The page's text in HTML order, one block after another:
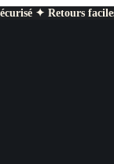
✦ Retours